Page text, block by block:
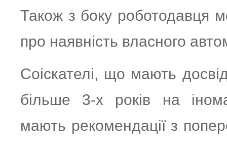
Також з боку роботодавця
про наявність власного
Соіскателі, що мають
більше 3-х років на
мають рекомендації з